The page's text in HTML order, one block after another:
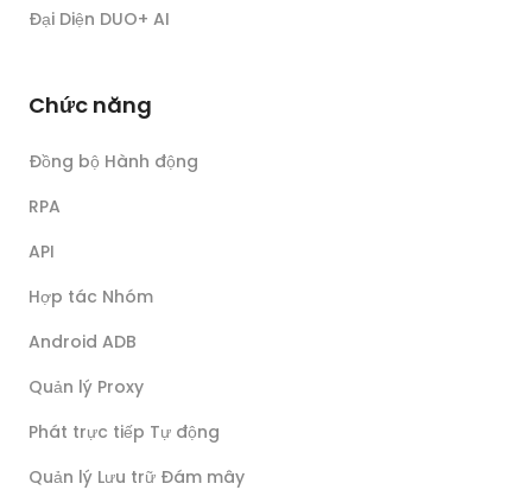
Đại Diện DUO+ AI
Chức năng
Đồng bộ Hành động
RPA
API
Hợp tác Nhóm
Android ADB
Quản lý Proxy
Phát trực tiếp Tự động
Quản lý Lưu trữ Đám mây